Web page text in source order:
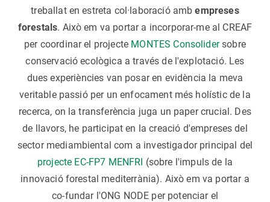
treballat en estreta col·laboració ambempreses
forestals. Això em va portar a incorporar-me al CREAF
per coordinar el projecte MONTES Consolidersobre
conservació ecològica a través de l'explotació. Les
dues experiències van posar en evidència la meva
veritable passió per un enfocament més holístic de la
recerca, on la transferència juga un paper crucial. Des
de llavors, he participat en la creació d'empreses del
sector mediambiental com a investigador principal del
projecte EC-FP7 MENFRI (sobre l'impuls de la
innovació forestal mediterrània). Això em va portar a
co-fundar l'ONG NODE per potenciar el